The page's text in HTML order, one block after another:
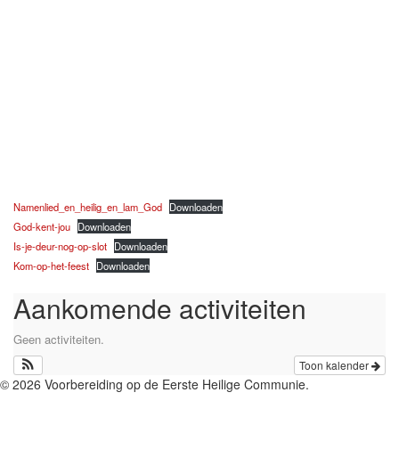
Namenlied_en_heilig_en_lam_God Downloaden
God-kent-jou Downloaden
Is-je-deur-nog-op-slot Downloaden
Kom-op-het-feest Downloaden
Aankomende activiteiten
Geen activiteiten.
Toon kalender
© 2026 Voorbereiding op de Eerste Heilige Communie.